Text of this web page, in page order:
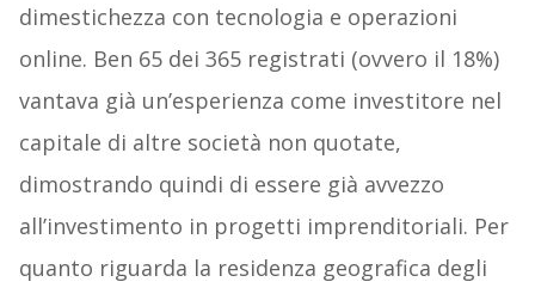
dimestichezza con tecnologia e operazioni
online. Ben 65 dei 365 registrati (ovvero il 18%)
vantava già un’esperienza come investitore nel
capitale di altre società non quotate,
dimostrando quindi di essere già avvezzo
all’investimento in progetti imprenditoriali. Per
quanto riguarda la residenza geografica degli